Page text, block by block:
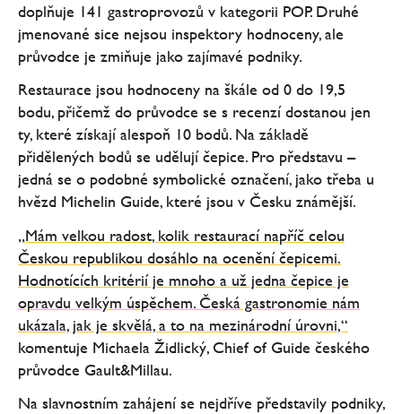
doplňuje 141 gastroprovozů v kategorii POP. Druhé
jmenované sice nejsou inspektory hodnoceny, ale
průvodce je zmiňuje jako zajímavé podniky.
Restaurace jsou hodnoceny na škále od 0 do 19,5
bodu, přičemž do průvodce se s recenzí dostanou jen
ty, které získají alespoň 10 bodů. Na základě
přidělených bodů se udělují čepice. Pro představu –
jedná se o podobné symbolické označení, jako třeba u
hvězd Michelin Guide, které jsou v Česku známější.
„Mám velkou radost, kolik restaurací napříč celou
Českou republikou dosáhlo na ocenění čepicemi.
Hodnotících kritérií je mnoho a už jedna čepice je
opravdu velkým úspěchem. Česká gastronomie nám
ukázala, jak je skvělá, a to na mezinárodní úrovni,“
komentuje Michaela Židlický, Chief of Guide českého
průvodce Gault&Millau.
Na slavnostním zahájení se nejdříve představily podniky,